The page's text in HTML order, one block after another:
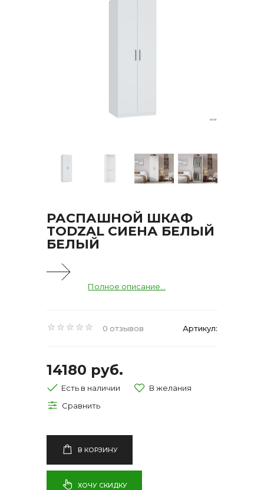
РАСПАШНОЙ ШКАФ
TODZAL СИЕНА БЕЛЫЙ
БЕЛЫЙ
Полное описание...
0 отзывов Артикул:
14180 руб.
Есть в наличии
В КОРЗИНУ
ХОЧУ СКИДКУ